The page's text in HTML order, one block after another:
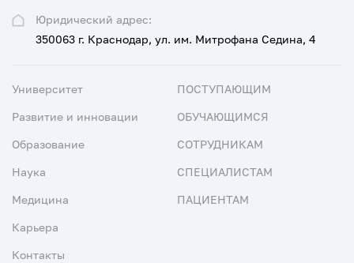
Юридический адрес:
350063 г. Краснодар, ул. им. Митрофана Седина, 4
Университет
Развитие и инновации
Образование
Наука
Медицина
Карьера
Контакты
ПОСТУПАЮЩИМ
ОБУЧАЮЩИМСЯ
СОТРУДНИКАМ
СПЕЦИАЛИСТАМ
ПАЦИЕНТАМ